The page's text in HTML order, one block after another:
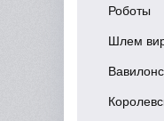
Роботы
Шлем